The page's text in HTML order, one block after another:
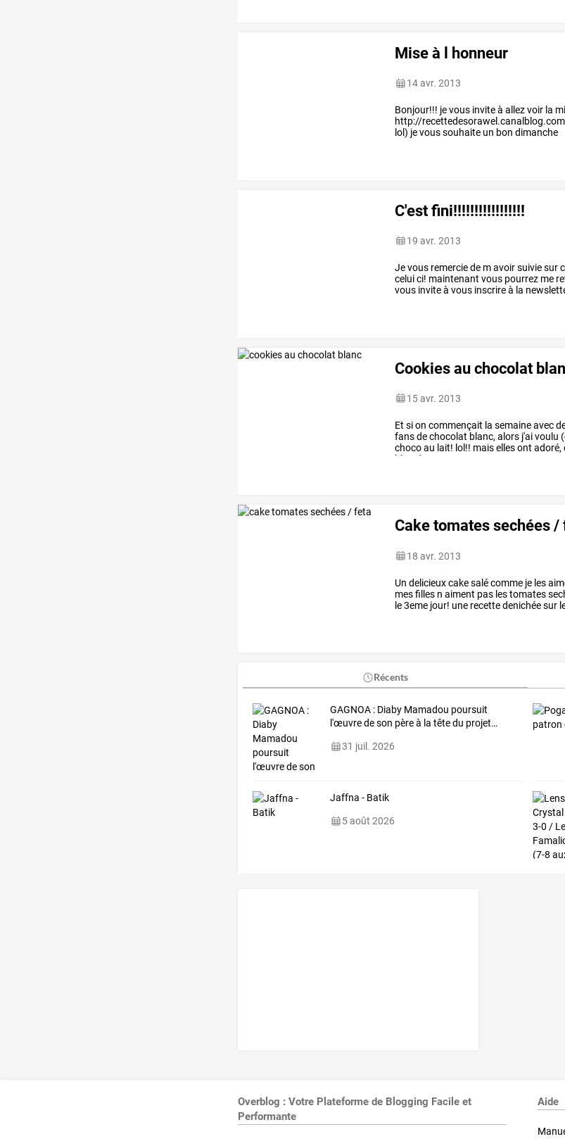
Mise à l honneur
14 avr. 2013
Bonjour!!! je vous invite à allez voir la
http://
lol) je vous souhaite un bon dimanche
C'est fini!!!!!!!!!!!!!!!!!
19 avr. 2013
Jevous remerciede mavoirsuiviesur
celuici! maintenant vous pourrez me
vous inviteà vous inscrireà la
Cookies au chocolat
15 avr. 2013
Et sion commençait la semaineavec
fansdechocolat blanc, alors j'aivoulu
chocoau lait! lol!! maisellesont adoré,
blog
de
Cake tomates sechées /
18 avr. 2013
Un delicieuxcakesalécomme je les
mesfilles n aiment pas lestomates
le3eme jour! une recettedenichéesur
Récents
GAGNOA:DiabyMamadou poursuit
l'œuvredeson pèreà la têtedu projet…
31 juil. 2026
Jaffna - Batik
5 août 2026
Overblog : Votre Plateforme de Blogging Facile et
Performante
Aide